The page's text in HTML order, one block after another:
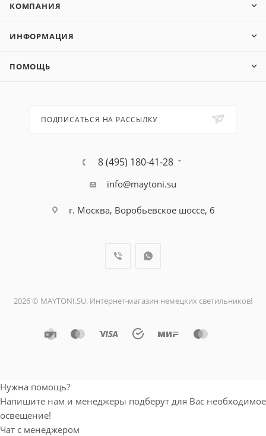
КОМПАНИЯ
ИНФОРМАЦИЯ
ПОМОЩЬ
ПОДПИСАТЬСЯ НА РАССЫЛКУ
8 (495) 180-41-28
info@maytoni.su
г. Москва, Воробьевское шоссе, 6
2026 © MAYTONI.SU. Интернет-магазин немецких светильников!
Нужна помощь?
Напишите нам и менеджеры подберут для
Вас необходимое освещение!
Чат с менеджером